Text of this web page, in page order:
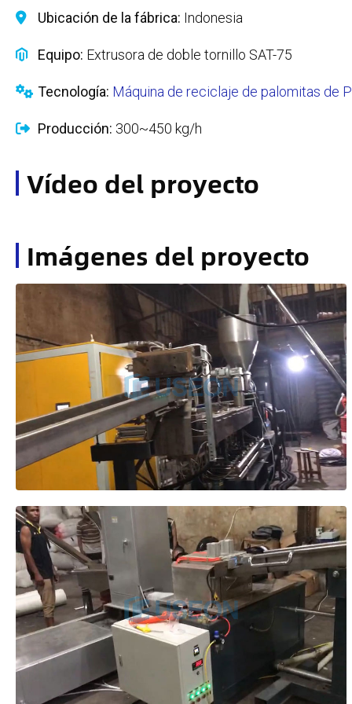
Ubicación de la fábrica: Indonesia
Equipo: Extrusora de doble tornillo SAT-75
Tecnología: Máquina de reciclaje de palomitas de
Producción: 300~450 kg/h
Vídeo del proyecto
Imágenes del proyecto